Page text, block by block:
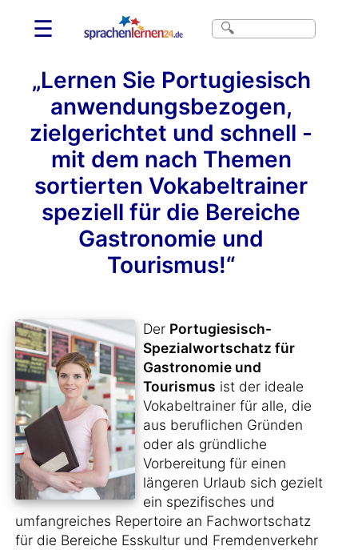
☰
„Lernen Sie Portugiesisch
anwendungsbezogen,
zielgerichtet und schnell -
mit dem nach Themen
sortierten Vokabeltrainer
speziell für die Bereiche
Gastronomie und
Tourismus!“
Der Portugiesisch-
Spezialwortschatz für
Gastronomie und
Tourismus ist der ideale
Vokabeltrainer für alle, die
aus beruflichen Gründen
oder als gründliche
Vorbereitung für einen
längeren Urlaub sich gezielt
ein spezifisches und
umfangreiches Repertoire an Fachwortschatz
für die Bereiche Esskultur und Fremdenverkehr